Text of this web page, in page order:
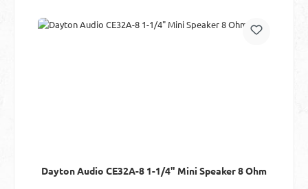
Dayton Audio CE32A-8 1-1/4" Mini Speaker 8 Ohm